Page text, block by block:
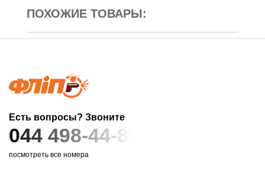
ПОХОЖИЕ ТОВАРЫ:
Есть вопросы? Звоните
044 498-44-89
посмотреть все номера